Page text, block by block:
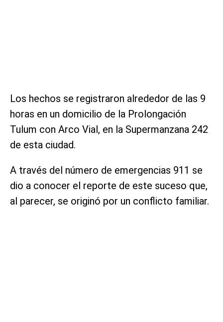
Los hechos se registraron alrededor de las 9
horas en un domicilio de la Prolongación
Tulum con Arco Vial, en la Supermanzana 242
de esta ciudad.
A través del número de emergencias 911 se
dio a conocer el reporte de este suceso que,
al parecer, se originó por un conflicto familiar.